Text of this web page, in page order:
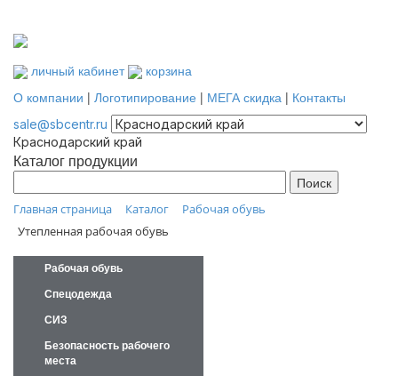
личный кабинет
корзина
О компании | Логотипирование | МЕГА скидка | Контакты
sale@sbcentr.ru
Краснодарский край
Каталог продукции
Главная страница Каталог
Рабочая обувь
Утепленная рабочая обувь
Рабочая обувь
Спецодежда
СИЗ
Безопасность рабочего
места